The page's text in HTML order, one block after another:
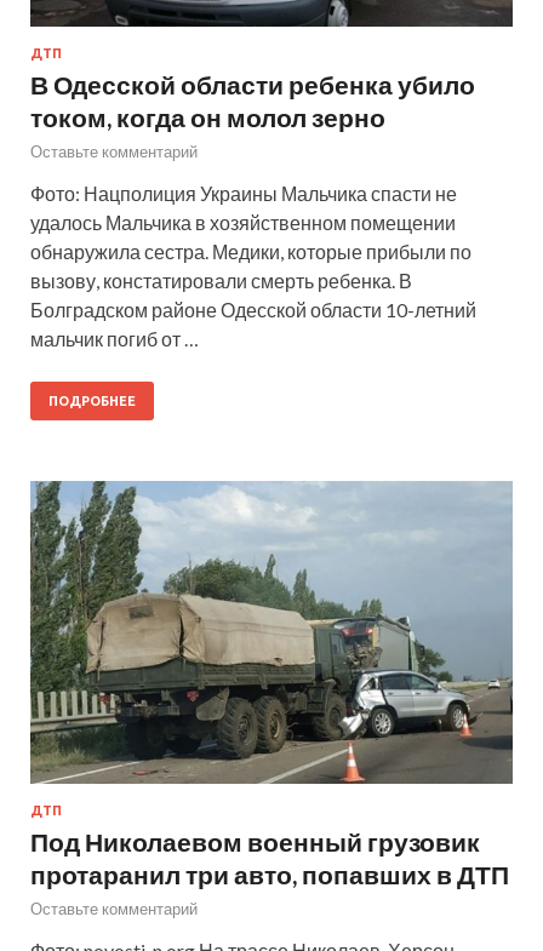
ДТП
В Одесской области ребенка убило
током, когда он молол зерно
Оставьте комментарий
Фото: Нацполиция Украины Мальчика спасти не
удалось Мальчика в хозяйственном помещении
обнаружила сестра. Медики, которые прибыли по
вызову, констатировали смерть ребенка. В
Болградском районе Одесской области 10-летний
мальчик погиб от …
ПОДРОБНЕЕ
ДТП
Под Николаевом военный грузовик
протаранил три авто, попавших в ДТП
Оставьте комментарий